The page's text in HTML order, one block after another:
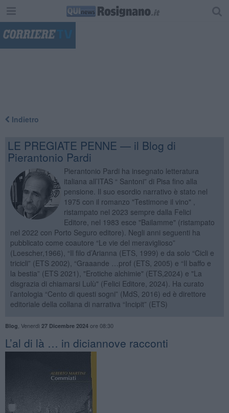
Indietro
LE PREGIATE PENNE — il Blog di
Pierantonio Pardi
Pierantonio Pardi ha insegnato letteratura
italiana all’ITAS “ Santoni” di Pisa fino alla
pensione. Il suo esordio narrativo è stato nel
1975 con il romanzo "Testimone il vino" ,
ristampato nel 2023 sempre dalla Felici
Editore, nel 1983 esce "Bailamme" (ristampato
nel 2022 con Porto Seguro editore). Negli anni seguenti ha
pubblicato come coautore “Le vie del meraviglioso”
(Loescher,1966), “Il filo d’Arianna (ETS, 1999) e da solo “Cicli e
tricicli” (ETS 2002), “Graaande …prof (ETS, 2005) e “Il baffo e
la bestia” (ETS 2021), "Erotiche alchimie" (ETS,2024) e "La
disgrazia di chiamarsi Lulù" (Felici Editore, 2024). Ha curato
l’antologia “Cento di questi sogni” (MdS, 2016) ed è direttore
editoriale della collana di narrativa “Incipit” (ETS)
Blog Venerdì 27 Dicembre 2024ore 08:30
​L’al di là … in diciannove racconti